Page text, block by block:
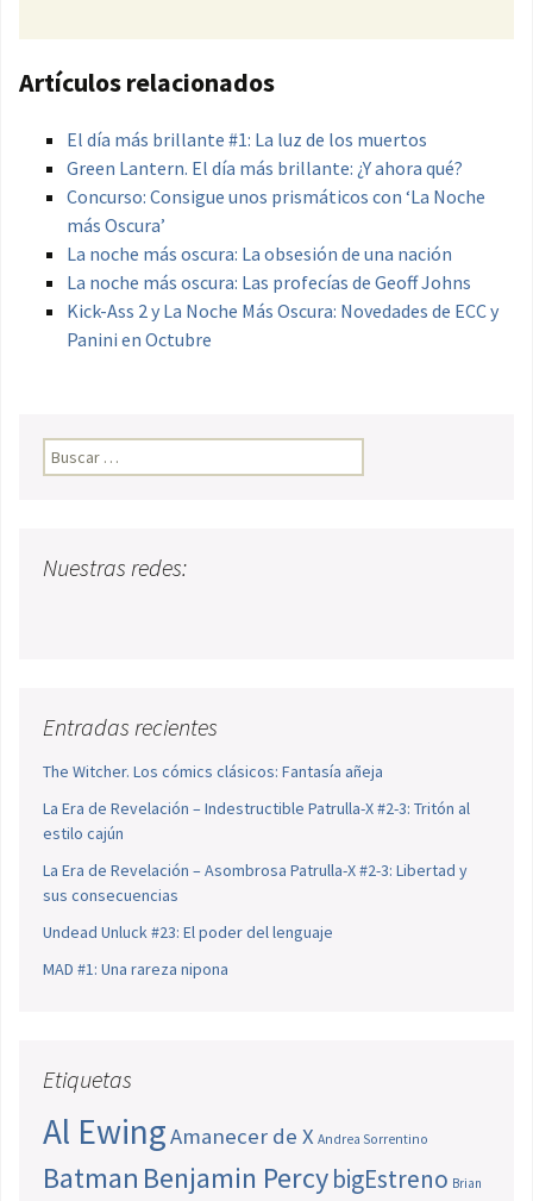
Artículos relacionados
El día más brillante #1: La luz de los muertos
Green Lantern. El día más brillante: ¿Y ahora qué?
Concurso: Consigue unos prismáticos con ‘La Noche
más Oscura’
La noche más oscura: La obsesión de una nación
La noche más oscura: Las profecías de Geoff Johns
Kick-Ass 2 y La Noche Más Oscura: Novedades de ECC y
Panini en Octubre
Buscar:
Nuestras redes:
Entradas recientes
The Witcher. Los cómics clásicos: Fantasía añeja
La Era de Revelación – Indestructible Patrulla-X #2-3: Tritón al
estilo cajún
La Era de Revelación – Asombrosa Patrulla-X #2-3: Libertad y
sus consecuencias
Undead Unluck #23: El poder del lenguaje
MAD #1: Una rareza nipona
Etiquetas
Al EwingAmanecer de X Andrea Sorrentino
Batman Benjamin PercybigEstreno Brian